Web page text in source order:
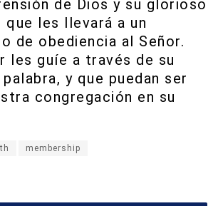
de Dios y su glorioso
que les llevará a un
de obediencia al Señor.
les guíe a través de su
y que puedan ser
congregación en su
membership